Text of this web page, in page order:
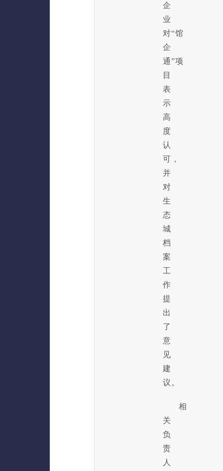
企
业
对“馆
企
通”项
目
表
示
高
度
认
可，
并
对
生
态
城
档
案
工
作
提
出
了
意
见
建
议。
相
关
负
责
人